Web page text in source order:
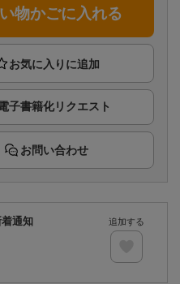
物かごに入れる
子書籍化リクエスト
お問い合わせ
通知 追加する